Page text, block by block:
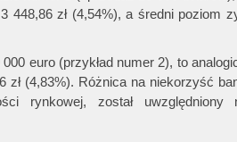
448,86 zł (4,54%), a średni poziom
euro (przykład numer 2), to
zł (4,83%). Różnica na niekorzyść
rynkowej, został